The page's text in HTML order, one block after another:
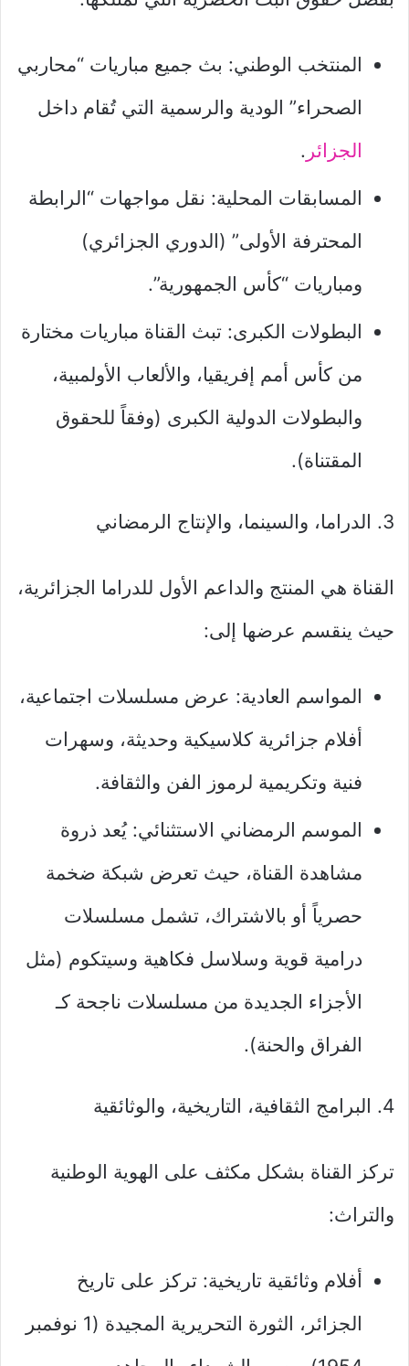
المنتخب الوطني: بث جميع مباريات “محاربي
الصحراء” الودية والرسمية التي تُقام داخل
الجزائر .
المسابقات المحلية: نقل مواجهات “الرابطة
المحترفة الأولى” (الدوري الجزائري)
ومباريات “كأس الجمهورية”.
البطولات الكبرى: تبث القناة مباريات مختارة
من كأس أمم إفريقيا، والألعاب الأولمبية،
والبطولات الدولية الكبرى (وفقاً للحقوق
المقتناة).
3. الدراما، والسينما، والإنتاج الرمضاني
القناة هي المنتج والداعم الأول للدراما الجزائرية،
حيث ينقسم عرضها إلى:
المواسم العادية: عرض مسلسلات اجتماعية،
أفلام جزائرية كلاسيكية وحديثة، وسهرات
فنية وتكريمية لرموز الفن والثقافة.
الموسم الرمضاني الاستثنائي: يُعد ذروة
مشاهدة القناة، حيث تعرض شبكة ضخمة
حصرياً أو بالاشتراك، تشمل مسلسلات
درامية قوية وسلاسل فكاهية وسيتكوم (مثل
الأجزاء الجديدة من مسلسلات ناجحة كـ
الفراق والحنة).
4. البرامج الثقافية، التاريخية، والوثائقية
تركز القناة بشكل مكثف على الهوية الوطنية
والتراث:
أفلام وثائقية تاريخية: تركز على تاريخ
الجزائر، الثورة التحريرية المجيدة (1 نوفمبر